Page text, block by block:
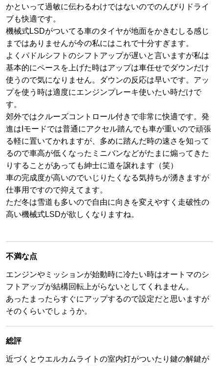
かといって過敏に伝わるわけではないのでのんびりドライ
ブも快適です。
機械式LSDがついてる車のタイヤが地面をかきむしる感じ
まではありませんが今の私にはこれで十分すぎます。
よくパドルシフトのシフトアップが遅いと言いますが私は
基本的にペースを上げた時はアップは車任せでダウンだけ
使うので気になりません。ダウンの反応は早いです。アッ
プを使う時は適度にエンジンプレーキ使いたい時だけで
す。
郊外ではクルーズコントロール付きで非常に快適です。発
進はIモードでは普通にアクセル踏んでも車が重いので頑張
る軽に置いてかれますが、多めに踏んだ時の速さを知って
るので車高が低くなったミニバンなどがたまに煽ってきた
りすることがあっても紳士に道を譲れます（笑）
車の完成度が高いのでいじりたくなる気持ちが湧きますが
仕事用ですので抑えてます。
ただ冬は雪道も多いので自由に向きを変えやすく走破性の
高い機械式LSDが欲しくなりますね。
不満な点
エンジンやミッションが始動時に冷たい時はオートマのシ
フトアップが結構回転上がらないとしてくれません。
あったまったらすぐにアップするので設定だと思いますが
そのくらいでしょうか。
総評
近づくとウエルカムライトの室内灯がついたり鍵の解鍵が